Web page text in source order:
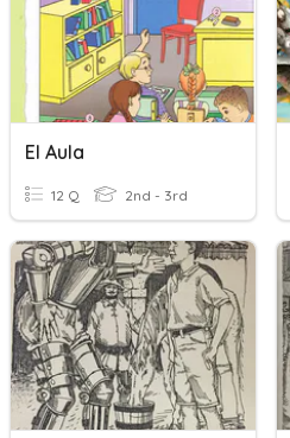
El Aula
12 Q 2nd - 3rd